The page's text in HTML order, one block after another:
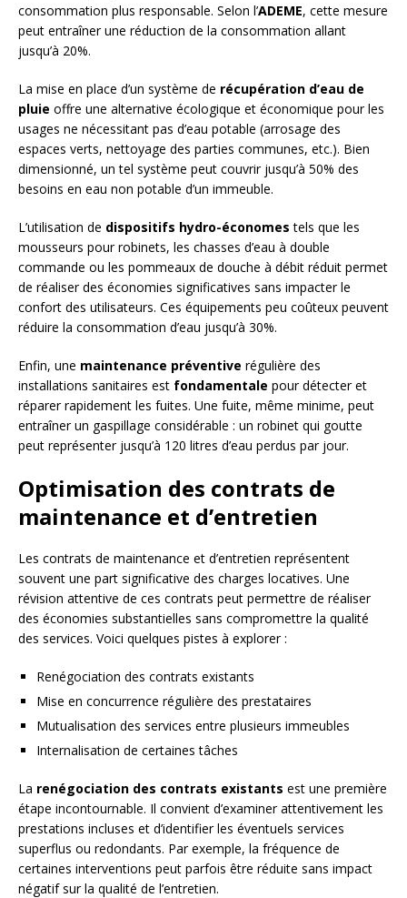
consommation plus responsable. Selon l’ADEME, cette mesure
peut entraîner une réduction de la consommation allant
jusqu’à 20%.
La mise en place d’un système de récupération d’eau de
pluie offre une alternative écologique et économique pour les
usages ne nécessitant pas d’eau potable (arrosage des
espaces verts, nettoyage des parties communes, etc.). Bien
dimensionné, un tel système peut couvrir jusqu’à 50% des
besoins en eau non potable d’un immeuble.
L’utilisation de dispositifs hydro-économes tels que les
mousseurs pour robinets, les chasses d’eau à double
commande ou les pommeaux de douche à débit réduit permet
de réaliser des économies significatives sans impacter le
confort des utilisateurs. Ces équipements peu coûteux peuvent
réduire la consommation d’eau jusqu’à 30%.
Enfin, une maintenance préventive régulière des
installations sanitaires est fondamentale pour détecter et
réparer rapidement les fuites. Une fuite, même minime, peut
entraîner un gaspillage considérable : un robinet qui goutte
peut représenter jusqu’à 120 litres d’eau perdus par jour.
Optimisation des contrats de
maintenance et d’entretien
Les contrats de maintenance et d’entretien représentent
souvent une part significative des charges locatives. Une
révision attentive de ces contrats peut permettre de réaliser
des économies substantielles sans compromettre la qualité
des services. Voici quelques pistes à explorer :
Renégociation des contrats existants
Mise en concurrence régulière des prestataires
Mutualisation des services entre plusieurs immeubles
Internalisation de certaines tâches
La renégociation des contrats existants est une première
étape incontournable. Il convient d’examiner attentivement les
prestations incluses et d’identifier les éventuels services
superflus ou redondants. Par exemple, la fréquence de
certaines interventions peut parfois être réduite sans impact
négatif sur la qualité de l’entretien.